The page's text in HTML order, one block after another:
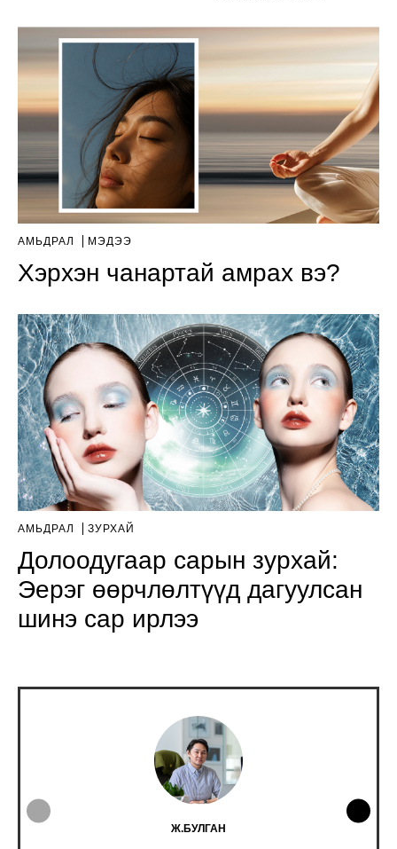
АМЬДРАЛ МЭДЭЭ
Хэрхэн чанартай амрах вэ?
АМЬДРАЛ ЗУРХАЙ
Долоодугаар сарын зурхай:
Эерэг өөрчлөлтүүд дагуулсан
шинэ сар ирлээ
Ж.БУЛГАН